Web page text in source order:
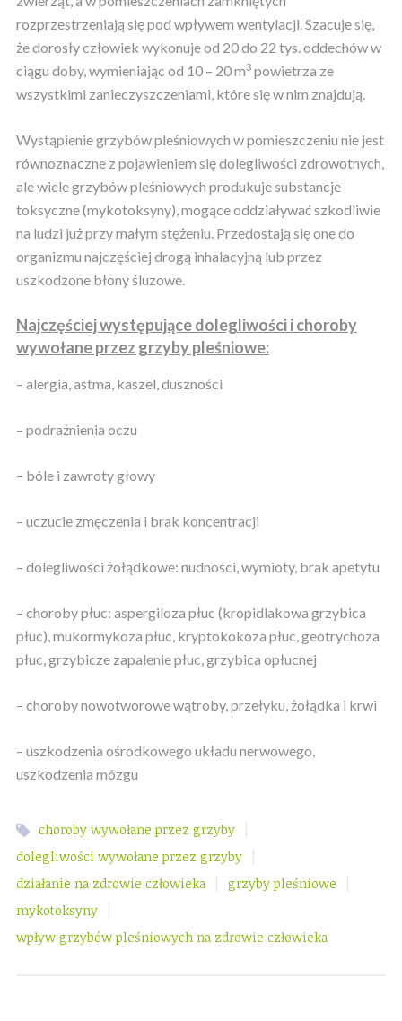
rozprzestrzeniają się pod wpływem wentylacji. Szacuje się,
że dorosły człowiek wykonuje od 20 do 22 tys. oddechów w
ciągu doby, wymieniając od 10 – 20 m3 powietrza ze
wszystkimi zanieczyszczeniami, które się w nim znajdują.
Wystąpienie grzybów pleśniowych w pomieszczeniu nie jest
równoznaczne z pojawieniem się dolegliwości zdrowotnych,
ale wiele grzybów pleśniowych produkuje substancje
toksyczne (mykotoksyny), mogące oddziaływać szkodliwie
na ludzi już przy małym stężeniu. Przedostają się one do
organizmu najczęściej drogą inhalacyjną lub przez
uszkodzone błony śluzowe.
Najczęściej występujące dolegliwości i choroby
wywołane przez grzyby pleśniowe:
– alergia, astma, kaszel, duszności
– podrażnienia oczu
– bóle i zawroty głowy
– uczucie zmęczenia i brak koncentracji
– dolegliwości żołądkowe: nudności, wymioty, brak apetytu
– choroby płuc: aspergiloza płuc (kropidlakowa grzybica
płuc), mukormykoza płuc, kryptokokoza płuc, geotrychoza
płuc, grzybicze zapalenie płuc, grzybica opłucnej
– choroby nowotworowe wątroby, przełyku, żołądka i krwi
– uszkodzenia ośrodkowego układu nerwowego,
uszkodzenia mózgu
choroby wywołane przez grzyby
dolegliwości wywołane przez grzyby
działanie na zdrowie człowieka grzyby pleśniowe
mykotoksyny
wpływ grzybów pleśniowych na zdrowie człowieka